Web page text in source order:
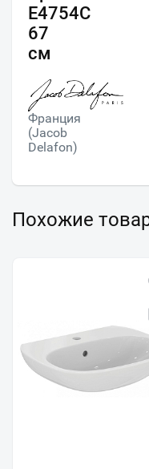
E4754C
67
см
Франция
(Jacob
Delafon)
Похожие